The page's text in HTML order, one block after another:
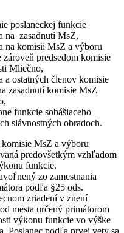
poslaneckej funkcie
na zasadnutí MsZ,
na komisii MsZ a výboru
predsedom komisie
Mliečno,
a ostatných členov komisie
zasadnutí komisie MsZ
funkcie sobášiaceho
slávnostných obradoch.
MsZ a výboru
predovšetkým vzhľadom
funkcie.
zo zamestnania
podľa §25 ods.
zriadení v znení
mesta určený primátorom
výkonu funkcie vo výške
Poslanec podľa prvej vety sa